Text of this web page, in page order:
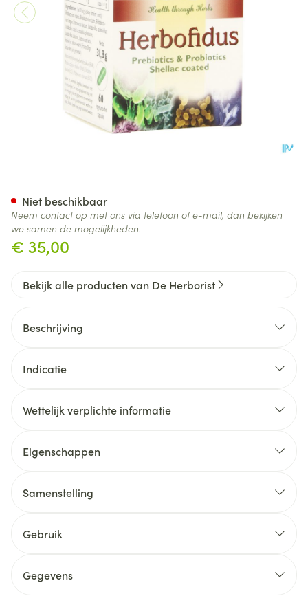
€ 35,00
Niet beschikbaar
Neem contact op met ons via telefoon of e-mail, dan bekijken
we samen de mogelijkheden.
Bekijk alle producten van De Herborist
Beschrijving
Indicatie
Wettelijk verplichte informatie
Eigenschappen
Samenstelling
Gebruik
Gegevens